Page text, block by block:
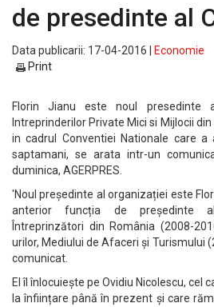
de presedinte al
Data publicarii: 17-04-2016 |
Economie
Print
Florin Jianu este noul presedinte
Intreprinderilor Private Mici si Mijlocii
in cadrul Conventiei Nationale care
saptamani, se arata intr-un
duminica, AGERPRES.
'Noul președinte al organizației este
anterior funcția de președinte
Întreprinzători din România (2008-
urilor, Mediului de Afaceri și Turismului
comunicat.
El îl înlocuiește pe Ovidiu Nicolescu, cel
la înființare până în prezent și care